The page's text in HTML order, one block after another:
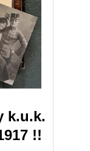
k.u.k.
!!